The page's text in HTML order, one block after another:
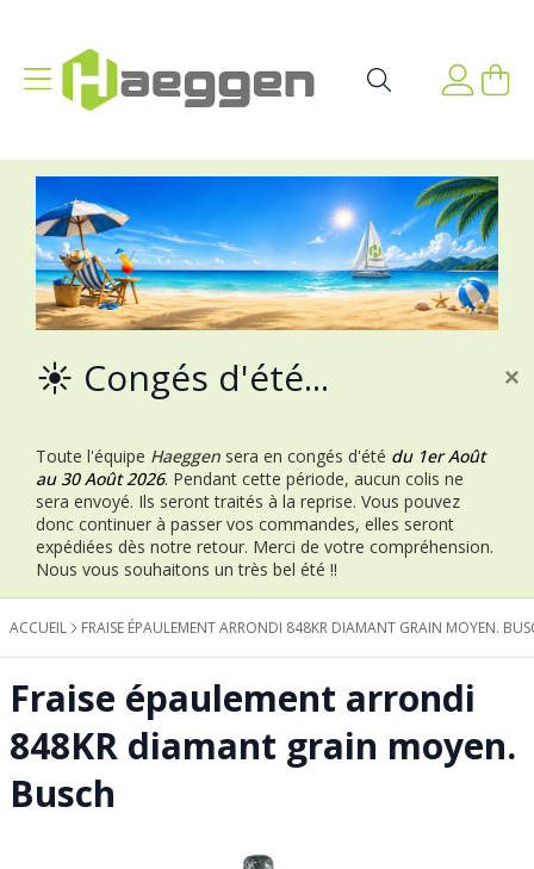
Affichage navigation Mon
☀️ Congés d'été...
Toute l'équipe Haeggen sera en congés d'été du 1er Août
au 30 Août 2026. Pendant cette période, aucun colis ne
sera envoyé. Ils seront traités à la reprise. Vous pouvez
donc continuer à passer vos commandes, elles seront
expédiées dès notre retour. Merci de votre compréhension.
Nous vous souhaitons un très bel été !!
×
ACCUEIL FRAISE ÉPAULEMENT ARRONDI 848KR DIAMANT GRAIN MOYEN.
Fraise épaulement arrondi
848KR diamant grain moyen.
Busch